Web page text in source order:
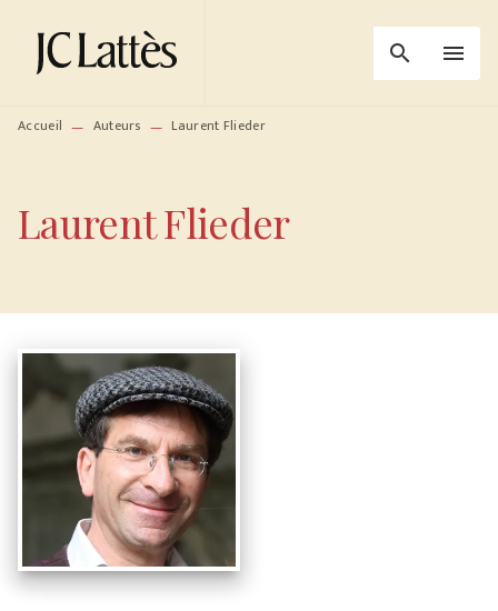
MENU RECHERCHE
PIED DE PAGE
search menu
Accueil — Auteurs — Laurent Flieder
Laurent Flieder